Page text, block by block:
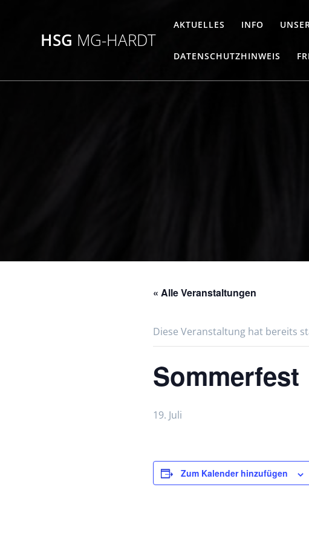
HSG MG-HARDT
AKTUELLES INFO
DATENSCHUTZHINWEIS
« Alle Veranstaltungen
Diese Veranstaltung hat bereits
Sommerfest
19. Juli
Zum Kalender hinzufügen